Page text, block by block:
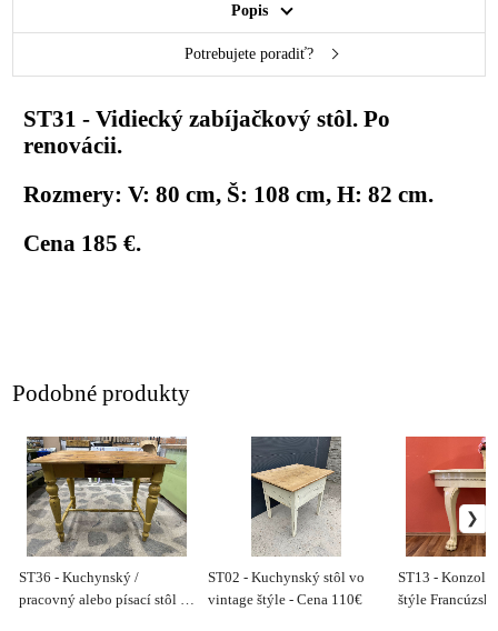
Popis
Potrebujete poradiť?
ST31 - Vidiecký zabíjačkový stôl. Po
renovácii.
Rozmery: V: 80 cm, Š: 108 cm, H: 82 cm.
Cena 185 €.
Podobné produkty
ST36 - Kuchynský /
pracovný alebo písací stôl -
ST02 - Kuchynský stôl vo
vintage štýle - Cena 110€
ST13 -
štýle